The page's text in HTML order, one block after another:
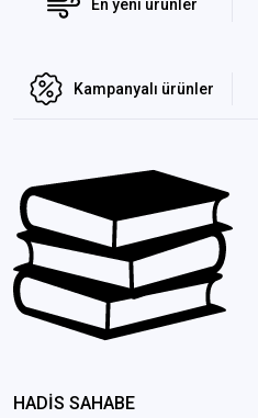
En yeni ürünler
Kampanyalı ürünler
HADİS SAHABE